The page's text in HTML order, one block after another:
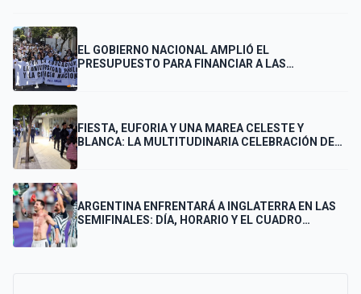
EL GOBIERNO NACIONAL AMPLIÓ EL
PRESUPUESTO PARA FINANCIAR A LAS
FIESTA, EUFORIA Y UNA MAREA CELESTE Y
BLANCA: LA MULTITUDINARIA CELEBRACIÓN DE
ARGENTINA ENFRENTARÁ A INGLATERRA EN LAS
SEMIFINALES: DÍA, HORARIO Y EL CUADRO